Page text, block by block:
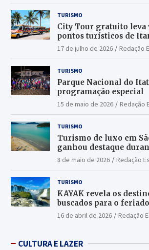
TURISMO
City Tour gratuito leva
pontos turísticos de
17 de julho de 2026 Redação
TURISMO
Parque Nacional do
programação especial
15 de maio de 2026 Redação
TURISMO
Turismo de luxo em
ganhou destaque
Latin America 2026
8 de maio de 2026 Redação
TURISMO
KAYAK revela os
buscados para o
16 de abril de 2026 Redação
CULTURA E LAZER